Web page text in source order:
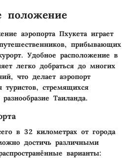
положение
аэропорта Пхукета играет
прибывающих
Удобное расположение в
легко добраться до многих
что делает аэропорт
стремящихся
Таиланда.
в 32 километрах от города
достичь различными
варианты: